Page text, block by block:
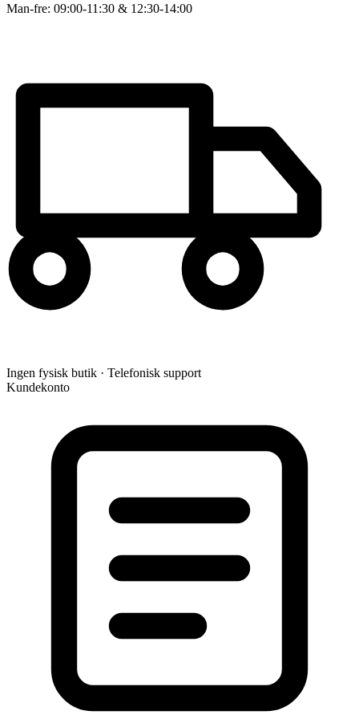
Man-fre: 09:00-11:30 & 12:30-14:00
Ingen fysisk butik · Telefonisk support
Kundekonto